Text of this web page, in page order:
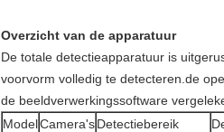
Overzicht van de apparatuur
De totale detectieapparatuur is
voorvorm volledig te detecteren.de
de beeldverwerkingssoftware
ModelCamera'sDetectiebereik